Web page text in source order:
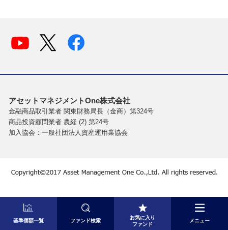
基準価額一覧 ファンド検索
お気に入り
ファンド
メニュー
アセットマネジメントOne株式会社
金融商品取引業者 関東財務局長（金商）第324号
商品投資顧問業者 農経 (2) 第24号
加入協会：一般社団法人資産運用業協会